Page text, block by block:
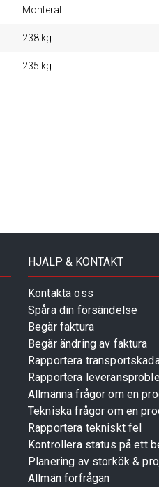
Monterat
238 kg
235 kg
HJÄLP & KONTAKT
Kontakta oss
Spåra din försändelse
Begär faktura
Begär ändring av faktura
Rapportera
Rapportera
Allmänna frågor om en
Tekniska frågor om en
Rapportera tekniskt fel
Kontrollera status på ett
Planering av storkök &
Allmän förfrågan